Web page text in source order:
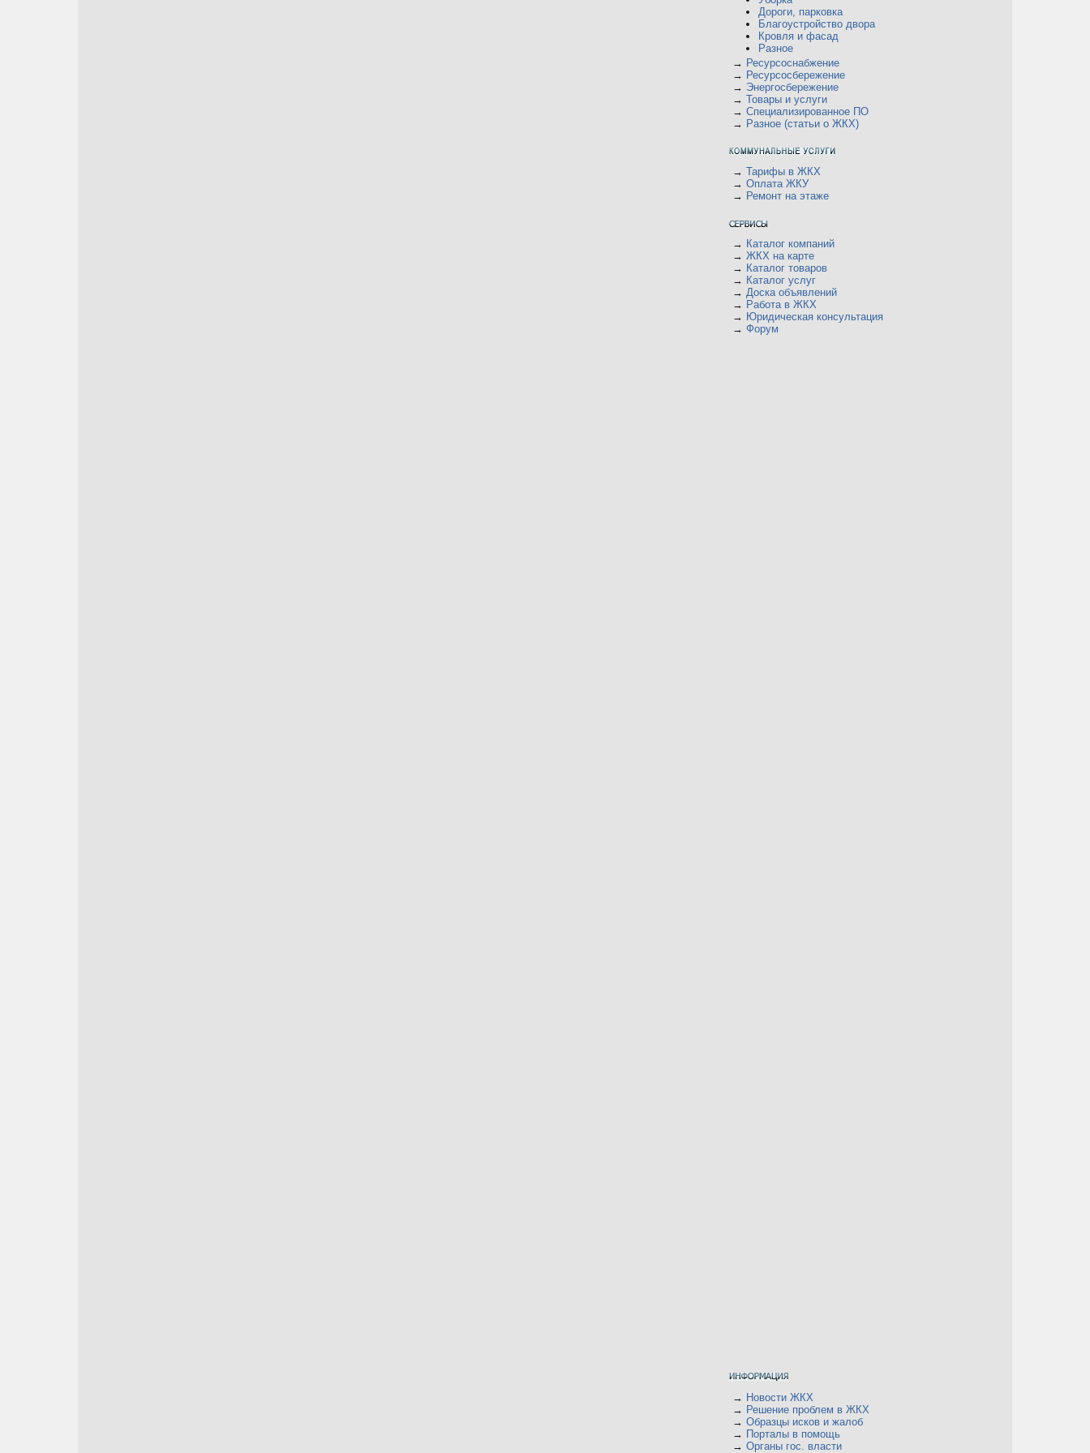
Дороги, парковка
Благоустройство двора
Кровля и фасад
Разное
→ Ресурсоснабжение
→ Ресурсосбережение
→ Энергосбережение
→ Товары и услуги
→ Специализированное ПО
→ Разное (статьи о ЖКХ)
→ Тарифы в ЖКХ
→ Оплата ЖКУ
→ Ремонт на этаже
→ Каталог компаний
→ ЖКХ на карте
→ Каталог товаров
→ Каталог услуг
→ Доска объявлений
→ Работа в ЖКХ
→ Юридическая консультация
→ Форум
→ Новости ЖКХ
→ Решение проблем в ЖКХ
→ Образцы исков и жалоб
→ Порталы в помощь
→ Органы гос. власти